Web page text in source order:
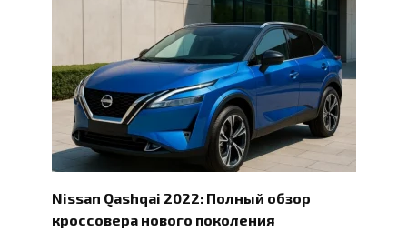
Nissan Qashqai 2022: Полный обзор
кроссовера нового поколения